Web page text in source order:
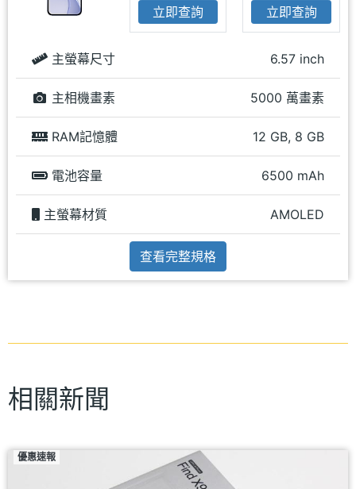
立即查詢 立即查詢
主螢幕尺寸 6.57 inch
主相機畫素 5000 萬畫素
RAM記憶體 12 GB, 8 GB
電池容量 6500 mAh
主螢幕材質 AMOLED
查看完整規格
相關新聞
優惠速報